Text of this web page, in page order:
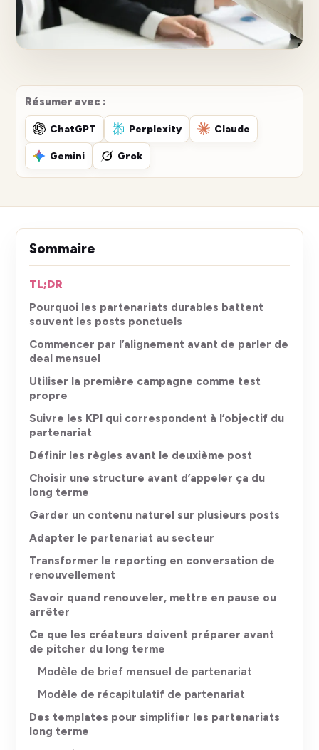
Résumer avec :
ChatGPT Perplexity Claude
Gemini Grok
Sommaire
TL;DR
Pourquoi les partenariats durables battent
souvent les posts ponctuels
Commencer par l’alignement avant de parler de
deal mensuel
Utiliser la première campagne comme test
propre
Suivre les KPI qui correspondent à l’objectif du
partenariat
Définir les règles avant le deuxième post
Choisir une structure avant d’appeler ça du
long terme
Garder un contenu naturel sur plusieurs posts
Adapter le partenariat au secteur
Transformer le reporting en conversation de
renouvellement
Savoir quand renouveler, mettre en pause ou
arrêter
Ce que les créateurs doivent préparer avant
de pitcher du long terme
Modèle de brief mensuel de partenariat
Modèle de récapitulatif de partenariat
Des templates pour simplifier les partenariats
long terme